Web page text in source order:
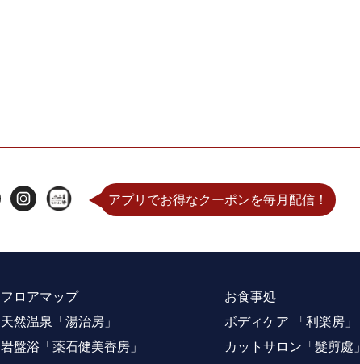
アプリでお得なクーポンを毎月配信！
フロアマップ
天然温泉「湯治房」
岩盤浴「薬石健美香房」
お食事処
ボディケア 「利楽房」
カットサロン「髮剪處」